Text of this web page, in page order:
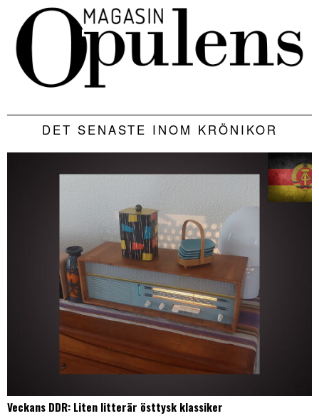
DET SENASTE INOM KRÖNIKOR
Veckans DDR: Liten litterär östtysk klassiker